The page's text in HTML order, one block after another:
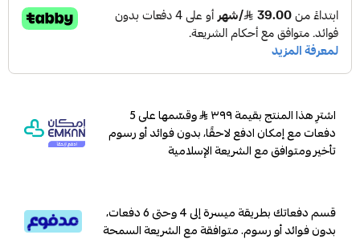
اشترِ هذا المنتج بقيمة ٣٩٩
وقسّمها على 5
دفعات مع إمكان ادفع لاحقًا، بدون فوائد أو رسوم
تأخير ومتوافق مع الشريعة الإسلامية
قسم دفعاتك بطريقة ميسرة إلى 4 وحتى 6 دفعات،
بدون فوائد أو رسوم. متوافقة مع الشريعة السمحة